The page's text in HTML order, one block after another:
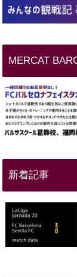
MERCAT
新着記事